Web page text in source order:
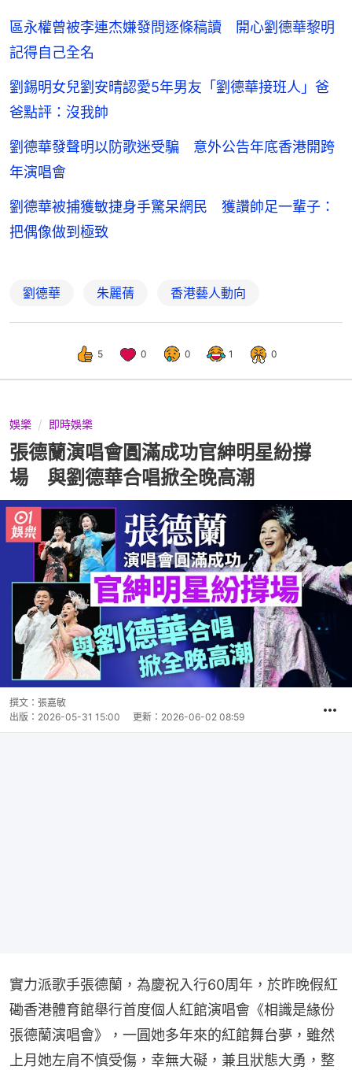
區永權曾被李連杰嫌發問逐條稿讀 開心劉德華黎明
記得自己全名
劉錫明女兒劉安晴認愛5年男友「劉德華接班人」爸
爸點評：沒我帥
劉德華發聲明以防歌迷受騙 意外公告年底香港開跨
年演唱會
劉德華被捕獲敏捷身手驚呆網民 獲讚帥足一輩子：
把偶像做到極致
劉德華 朱麗蒨 香港藝人動向
5 0 0 1 0
娛樂 即時娛樂
張德蘭演唱會圓滿成功官紳明星紛撐
場 與劉德華合唱掀全晚高潮
撰文： 張嘉敏
出版： 2026-05-31 15:00 更新： 2026-06-02 08:59
實力派歌手張德蘭，為慶祝入行60周年，於昨晚假紅
磡香港體育館舉行首度個人紅館演唱會《相識是緣份
張德蘭演唱會》，一圓她多年來的紅館舞台夢，雖然
上月她左肩不慎受傷，幸無大礙，兼且狀態大勇，整